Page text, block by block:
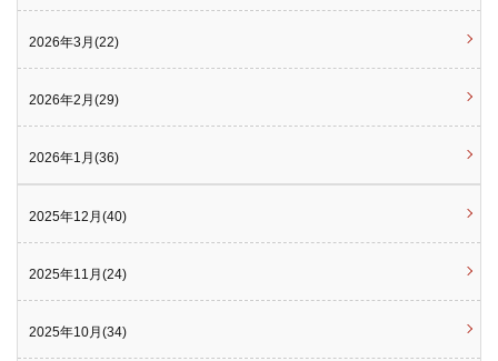
2026年3月(22)
2026年2月(29)
2026年1月(36)
2025年12月(40)
2025年11月(24)
2025年10月(34)